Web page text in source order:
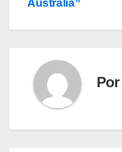
Australia”
Por